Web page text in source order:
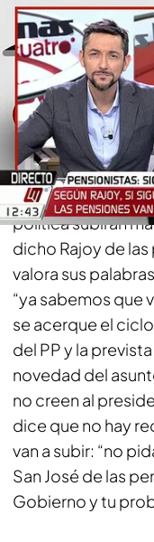
cuatro.com
19 MAR 2018 - 13:23h.
Compartir
“Si seguimos
crecimiento
política subirán
dicho Rajoy de
valora sus
“ya sabemos que
se acerque el
del PP y la
novedad del
no creen al
dice que no hay
van a subir: “no
San José de las
Gobierno y tu